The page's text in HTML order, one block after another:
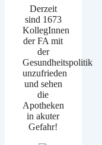
Derzeit
sind 1673
KollegInnen
der FA mit
der
Gesundheitspolitik
unzufrieden
und sehen
die
Apotheken
in akuter
Gefahr!